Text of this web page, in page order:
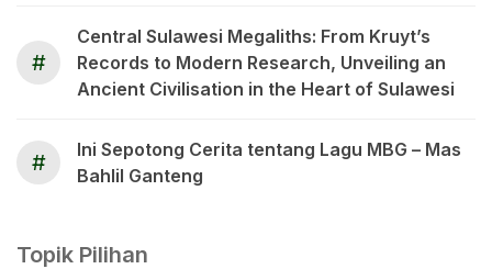
#
Central Sulawesi Megaliths: From Kruyt’s
Records to Modern Research, Unveiling an
Ancient Civilisation in the Heart of Sulawesi
#
Ini Sepotong Cerita tentang Lagu MBG – Mas
Bahlil Ganteng
Topik Pilihan